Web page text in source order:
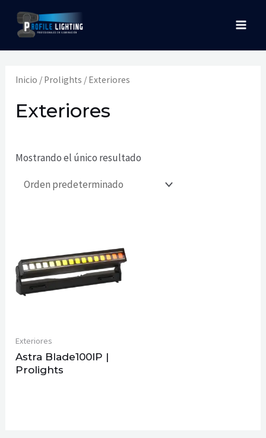
Inicio / Prolights / Exteriores
Exteriores
Mostrando el único resultado
Exteriores
Astra Blade100IP |
Prolights